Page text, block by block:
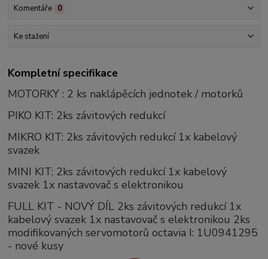
Komentáře 0
Ke stažení
Kompletní specifikace
MOTORKY : 2 ks naklápěcích jednotek / motorků
PIKO KIT: 2ks závitových redukcí
MIKRO KIT: 2ks závitových redukcí 1x kabelový
svazek
MINI KIT: 2ks závitových redukcí 1x kabelový
svazek 1x nastavovač s elektronikou
FULL KIT - NOVÝ DÍL 2ks závitových redukcí 1x
kabelový svazek 1x nastavovač s elektronikou 2ks
modifikovaných servomotorů octavia I: 1U0941295
- nové kusy